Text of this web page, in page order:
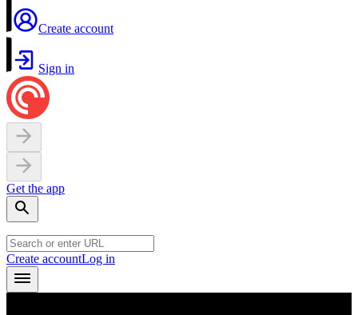
Create account
Sign in
Get the app
Create accountLog in